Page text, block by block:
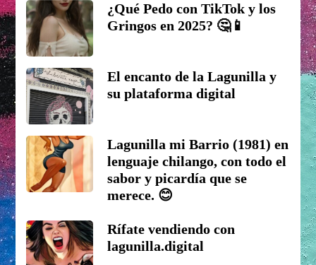
¿Qué Pedo con TikTok y los
Gringos en 2025? 🤔📱
El encanto de la Lagunilla y
su plataforma digital
Lagunilla mi Barrio (1981) en
lenguaje chilango, con todo el
sabor y picardía que se
merece. 😊
Rífate vendiendo con
lagunilla.digital